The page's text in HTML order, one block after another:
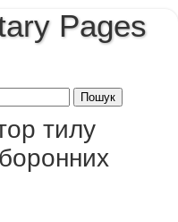
Pages
тилу